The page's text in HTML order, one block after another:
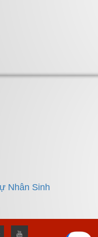
Nhân Sinh